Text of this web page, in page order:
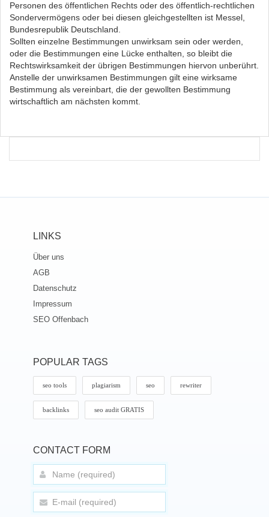
Personen des öffentlichen Rechts oder des öffentlich-rechtlichen
Sondervermögens oder bei diesen gleichgestellten ist Messel,
Bundesrepublik Deutschland.
Sollten einzelne Bestimmungen unwirksam sein oder werden,
oder die Bestimmungen eine Lücke enthalten, so bleibt die
Rechtswirksamkeit der übrigen Bestimmungen hiervon unberührt.
Anstelle der unwirksamen Bestimmungen gilt eine wirksame
Bestimmung als vereinbart, die der gewollten Bestimmung
wirtschaftlich am nächsten kommt.
LINKS
Über uns
AGB
Datenschutz
Impressum
SEO Offenbach
POPULAR TAGS
seo tools plagiarism seo rewriter
backlinks seo audit GRATIS
CONTACT FORM